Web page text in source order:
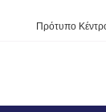
Πρότυπο